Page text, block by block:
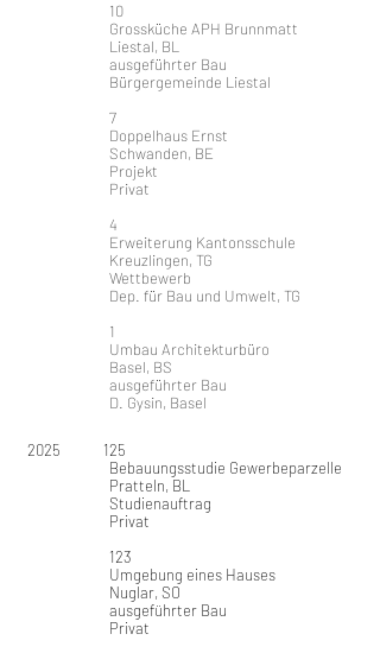
10
Grossküche APH Brunnmatt
Liestal, BL
ausgeführter Bau
Bürgergemeinde Liestal
7
Doppelhaus Ernst
Schwanden, BE
Projekt
Privat
4
Erweiterung Kantonsschule
Kreuzlingen, TG
Wettbewerb
Dep. für Bau und Umwelt, TG​
1
Umbau Architekturbüro
Basel, BS
ausgeführter Bau
D. Gysin, Basel
2025 125
Bebauungsstudie Gewerbeparzelle
Pratteln, BL
Studienauftrag
Privat
123
Umgebung eines Hauses
Nuglar, SO
ausgeführter Bau
Privat